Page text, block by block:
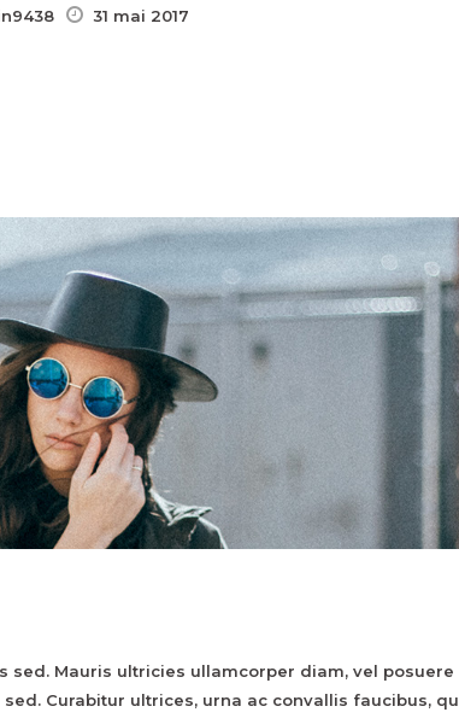
31 mai 2017
Mauris ultricies ullamcorper diam, vel posuere
Curabitur ultrices, urna ac convallis faucibus,